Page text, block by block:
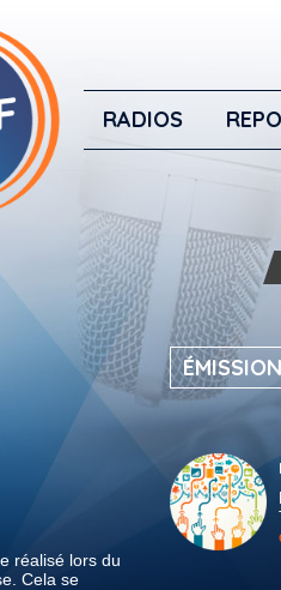
RADIOS
réalisé lors du
Cela se